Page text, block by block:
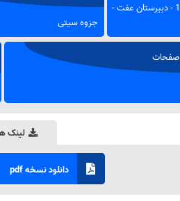
نمونه سوال امتحان تاریخ 1 دی 1401 - دبیرستان عفت -
جزوه سیتی
صفحات
لینک
دانلود نسخه pdf